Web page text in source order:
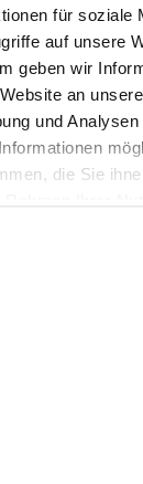
für soziale
auf unsere
geben wir
an
und
die Sie
und isst,
Blick aufs